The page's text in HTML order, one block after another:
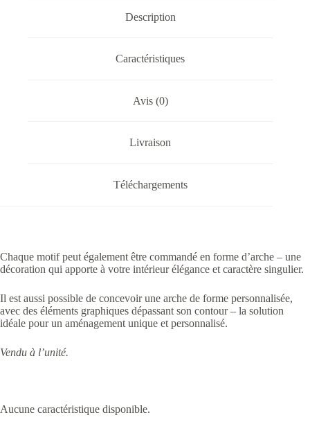
Description
Caractéristiques
Avis (0)
Livraison
Téléchargements
Chaque motif peut également être commandé en forme d’arche – une
décoration qui apporte à votre intérieur élégance et caractère singulier.
Il est aussi possible de concevoir une arche de forme personnalisée,
avec des éléments graphiques dépassant son contour – la solution
idéale pour un aménagement unique et personnalisé.
Vendu à l’unité.
Aucune caractéristique disponible.